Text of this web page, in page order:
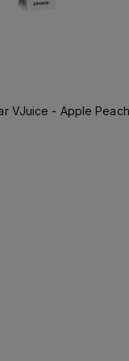
VJuice - Blackcurrant